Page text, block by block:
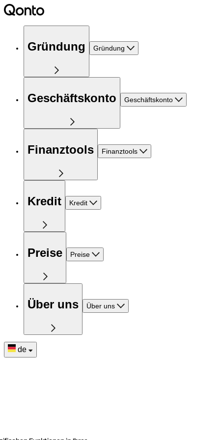
Gründung Gründung
Geschäftskonto Geschäftskonto
Finanztools Finanztools
Kredit Kredit
Preise Preise
Über uns Über uns
de